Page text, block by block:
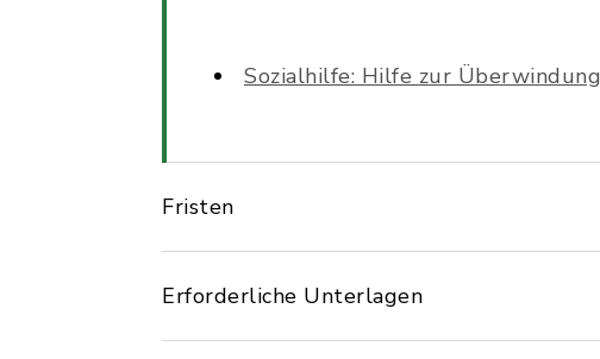
Sozialhilfe: Hilfe zur
Fristen
Erforderliche Unterlagen